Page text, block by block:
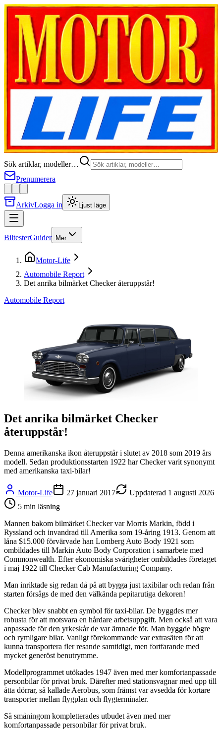
Sök artiklar, modeller…
Prenumerera
ArkivLogga in Ljust läge
BiltesterGuider Mer
Motor-Life
Automobile Report
Det anrika bilmärket Checker återuppstår!
Automobile Report
Det anrika bilmärket Checker
återuppstår!
Denna amerikanska ikon återuppstår i slutet av 2018 som 2019 års
modell. Sedan produktionsstarten 1922 har Checker varit synonymt
med amerikanska taxi-bilar!
Motor-Life 27 januari 2017 Uppdaterad 1 augusti 2026
5 min läsning
Mannen bakom bilmärket Checker var Morris Markin, född i
Ryssland och invandrad till Amerika som 19-åring 1913. Genom att
låna $15.000 förvärvade han Lomberg Auto Body 1921 som
ombildades till Markin Auto Body Corporation i samarbete med
Commonwealth. Efter ekonomiska svårigheter ombildades företaget
i maj 1922 till Checker Cab Manufacturing Company.
Man inriktade sig redan då på att bygga just taxibilar och redan från
starten försågs de med den välkända pepitarutiga dekoren!
Checker blev snabbt en symbol för taxi-bilar. De byggdes mer
robusta för att motsvara en hårdare arbetsuppgift. Men också att vara
anpassade för den yrkeskår de var ämnade för. Man byggde högre
och rymligare bilar. Vanligt förekommande var extrasäten för att
kunna transportera fler resande samtidigt, men fortfarande med
mycket generöst benutrymme.
Modellprogrammet utökades 1947 även med mer komfortanpassade
personbilar för privat bruk. Därefter med stationsvagnar med upp till
åtta dörrar, så kallade Aerobus, som främst var avsedda för kortare
transporter mellan flygplan och flygterminaler.
Så småningom kompletterades utbudet även med mer
komfortanpassade personbilar för privat bruk.